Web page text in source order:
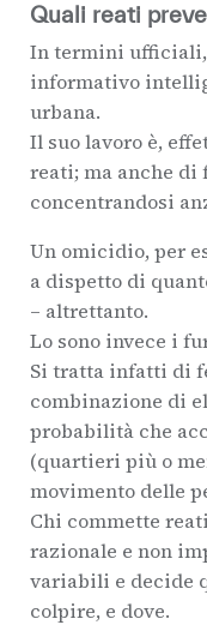
Quali reati
In termini ufficiali,
informativo
urbana.
Il suo lavoro è,
reati; ma anche di
concentrandosi
Un omicidio, per
a dispetto di
– altrettanto.
Lo sono invece i
Si tratta infatti di
combinazione di
probabilità che
(quartieri più o
movimento delle
Chi commette
razionale e non
variabili e decide
colpire, e dove.